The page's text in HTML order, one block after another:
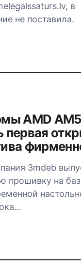
в
не поставила.
AMD AM5
первая
3mdeb
прошивку на